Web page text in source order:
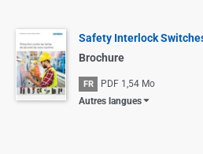
Safety Interlock
Brochure
FR PDF 1,54 Mo
Autres langues